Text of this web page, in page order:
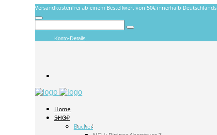
Versandkostenfrei ab einem Bestellwert von 50€ innerhalb
Konto-Details
Home
SHOP
Bücher